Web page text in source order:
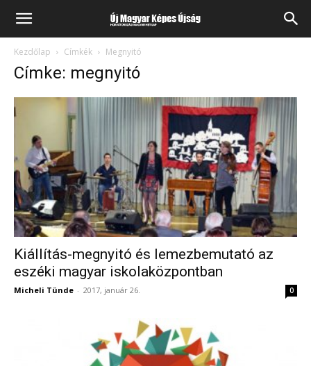
Kezdőlap Címkék Megnyitó
Címke: megnyitó
Kiállítás-megnyitó és lemezbemutató az
eszéki magyar iskolaközpontban
Micheli Tünde - 2017, január 26. 0